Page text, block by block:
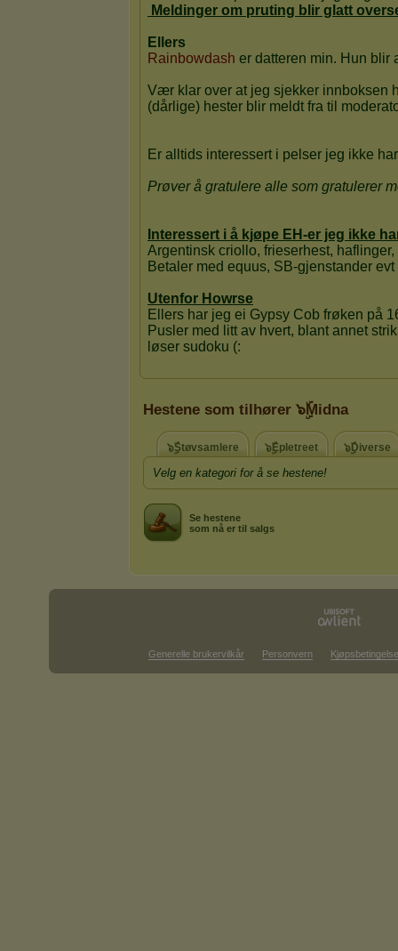
Hestene som tilhører ๖ۣۜMidna
๖ۣۜStøvsamlere ๖ۣۜEpletreet ๖ۣۜDiverse
Velg en kategori for å se hestene!
Se hestene
som nå er til salgs
Generelle brukervilkår Personvern